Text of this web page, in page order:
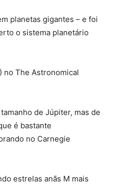
planetas gigantes – e foi
o sistema planetário
no The Astronomical
de Júpiter, mas de
é bastante
no Carnegie
estrelas anãs M mais